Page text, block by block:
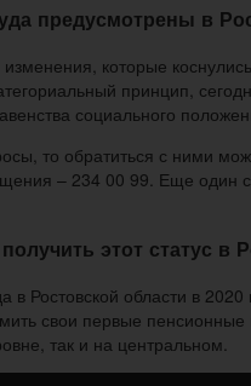
предусмотрены в
которые
принцип,
социального
то обратиться с ними
– 234 00 99. Еще один
этот статус в
в Ростовской области в
свои первые
так и на центральном.